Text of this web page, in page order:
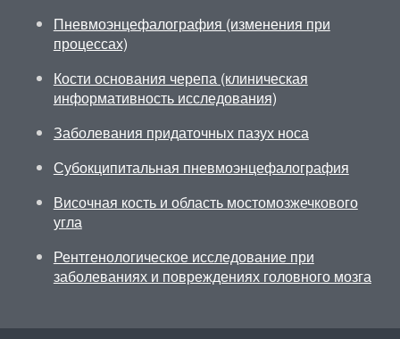
Пневмоэнцефалография (изменения при
процессах)
Кости основания черепа (клиническая
информативность исследования)
Заболевания придаточных пазух носа
Субокципитальная пневмоэнцефалография
Височная кость и область мостомозжечкового
угла
Рентгенологическое исследование при
заболеваниях и повреждениях головного мозга